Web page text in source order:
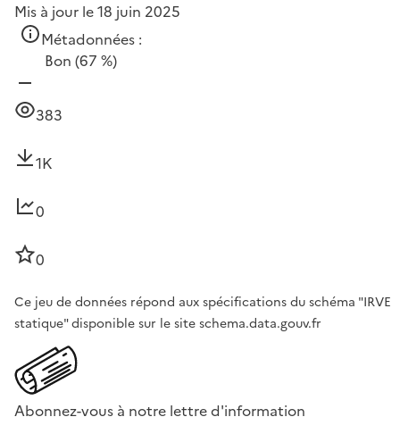
Mis à jour le 18 juin 2025
Métadonnées :
Bon (67 %)
383
1K
0
0
Ce jeu de données répond aux spécifications du schéma "IRVE
statique" disponible sur le site schema.data.gouv.fr
Abonnez-vous à notre lettre d'information